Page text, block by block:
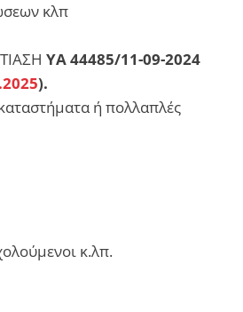
κλπ
ΥΑ 44485/11-09-2024
).
ή πολλαπλές
κ.λπ.